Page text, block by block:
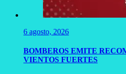
6 agosto, 2026
BOMBEROS EMITE
VIENTOS FUERTES